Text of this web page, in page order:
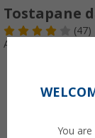
Tostapane
(47)
Articolo n: 470510
You